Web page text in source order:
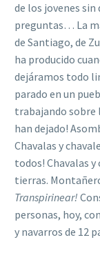
de los jovenes
preguntas… La
de Santiago, de
ha producido
dejáramos todo
parado en un
trabajando sobre
han dejado!
Chavalas y
todos! Chavalas y
tierras.
Transpirinear!
personas, hoy,
y navarros de 12